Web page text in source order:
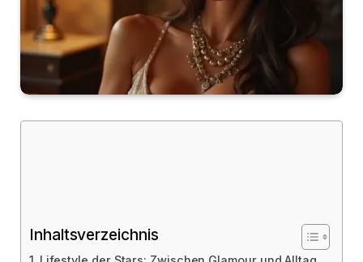
Inhaltsverzeichnis